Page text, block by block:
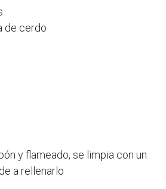
de cerdo
y flameado, se limpia con un
a rellenarlo